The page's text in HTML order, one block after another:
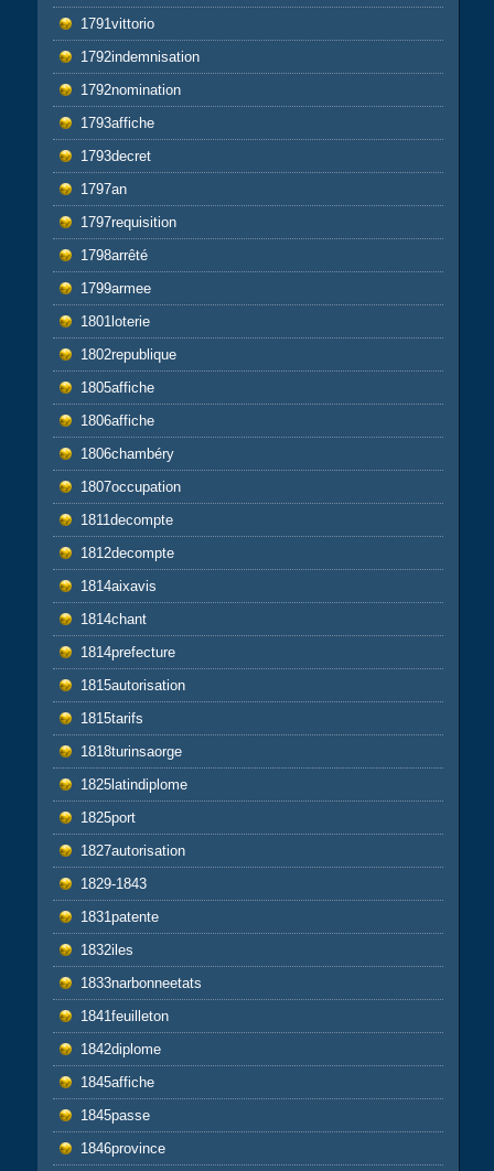
1791vittorio
1792indemnisation
1792nomination
1793affiche
1793decret
1797an
1797requisition
1798arrêté
1799armee
1801loterie
1802republique
1805affiche
1806affiche
1806chambéry
1807occupation
1811decompte
1812decompte
1814aixavis
1814chant
1814prefecture
1815autorisation
1815tarifs
1818turinsaorge
1825latindiplome
1825port
1827autorisation
1829-1843
1831patente
1832iles
1833narbonneetats
1841feuilleton
1842diplome
1845affiche
1845passe
1846province